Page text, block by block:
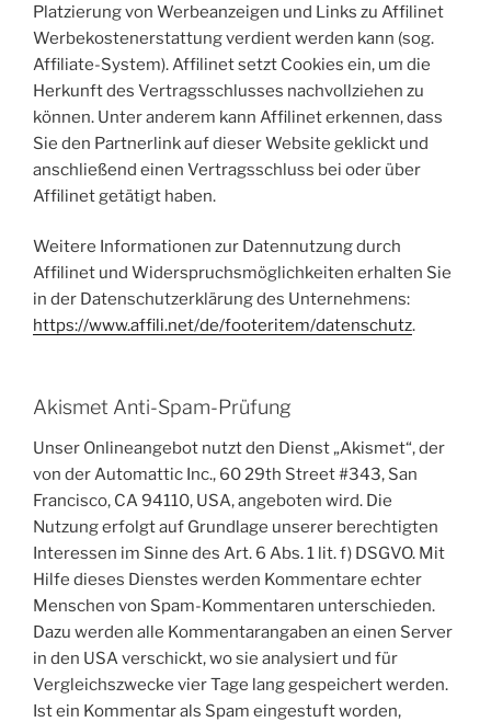
Platzierung von Werbeanzeigen und Links zu Affilinet
Werbekostenerstattung verdient werden kann (sog.
Affiliate-System). Affilinet setzt Cookies ein, um die
Herkunft des Vertragsschlusses nachvollziehen zu
können. Unter anderem kann Affilinet erkennen, dass
Sie den Partnerlink auf dieser Website geklickt und
anschließend einen Vertragsschluss bei oder über
Affilinet getätigt haben.
Weitere Informationen zur Datennutzung durch
Affilinet und Widerspruchsmöglichkeiten erhalten Sie
in der Datenschutzerklärung des Unternehmens:
https://www.affili.net/de/footeritem/datenschutz.
Akismet Anti-Spam-Prüfung
Unser Onlineangebot nutzt den Dienst „Akismet“, der
von der Automattic Inc., 60 29th Street #343, San
Francisco, CA 94110, USA, angeboten wird. Die
Nutzung erfolgt auf Grundlage unserer berechtigten
Interessen im Sinne des Art. 6 Abs. 1 lit. f) DSGVO. Mit
Hilfe dieses Dienstes werden Kommentare echter
Menschen von Spam-Kommentaren unterschieden.
Dazu werden alle Kommentarangaben an einen Server
in den USA verschickt, wo sie analysiert und für
Vergleichszwecke vier Tage lang gespeichert werden.
Ist ein Kommentar als Spam eingestuft worden,